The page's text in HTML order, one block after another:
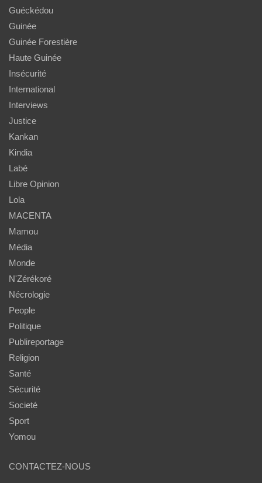
Guéckédou
Guinée
Guinée Forestière
Haute Guinée
Insécurité
International
Interviews
Justice
Kankan
Kindia
Labé
Libre Opinion
Lola
MACENTA
Mamou
Média
Monde
N'Zérékoré
Nécrologie
People
Politique
Publireportage
Religion
Santé
Sécurité
Societé
Sport
Yomou
CONTACTEZ-NOUS